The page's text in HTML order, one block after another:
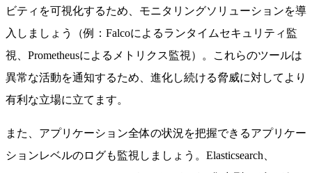
ビティを可視化するため、モニタリングソリューションを導
入しましょう（例：Falcoによるランタイムセキュリティ監
視、Prometheusによるメトリクス監視）。これらのツールは
異常な活動を通知するため、進化し続ける脅威に対してより
有利な立場に立てます。
また、アプリケーション全体の状況を把握できるアプリケー
ションレベルのログも監視しましょう。Elasticsearch、